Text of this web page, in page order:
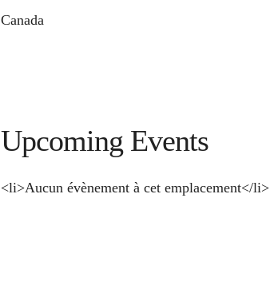
Canada
Upcoming Events
<li>Aucun évènement à cet emplacement</li>